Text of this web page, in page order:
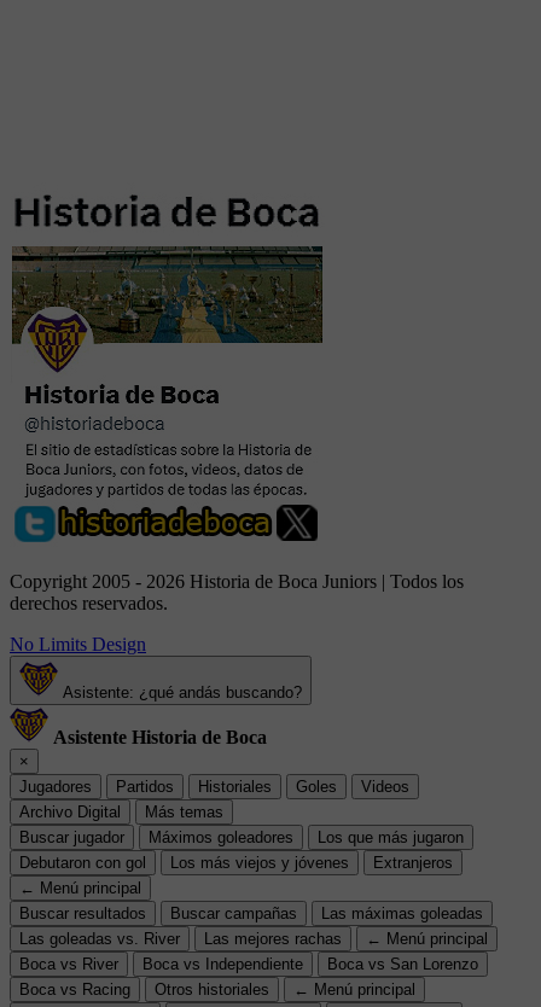
Copyright 2005 - 2026 Historia de Boca Juniors | Todos los
derechos reservados.
No Limits Design
Asistente: ¿qué andás buscando?
Asistente Historia de Boca
×
Jugadores
Partidos Historiales Goles
Videos
Archivo Digital
Más temas
Buscar jugador
Máximos goleadores
Los que más jugaron
Debutaron con gol
Los más viejos y jóvenes
Extranjeros
← Menú principal
Buscar resultados
Buscar campañas
Las máximas goleadas
Las goleadas vs. River
Las mejores rachas
← Menú principal
Boca vs River
Boca vs Independiente
Boca vs San Lorenzo
Boca vs Racing
Otros historiales
← Menú principal